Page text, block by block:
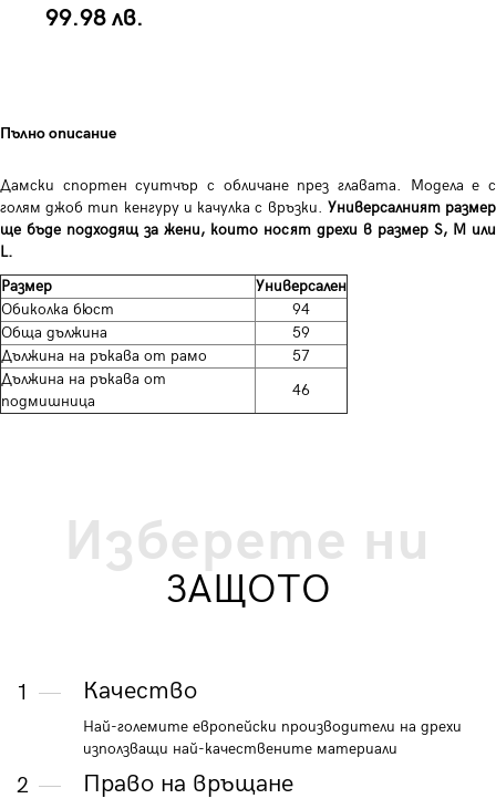
99.98 лв.
Пълно описание
Дамски спортен суитчър с обличане през главата. Модела е с
голям джоб тип кенгуру и качулка с връзки. Универсалният размер
ще бъде подходящ за жени, които носят дрехи в размер S, M или
L.
Размер
Универсален
Обиколка бюст
94
Обща дължина
59
Дължина на ръкава от рамо
57
Дължина на ръкава от
подмишница
46
Изберете ни
ЗАЩОТО
1 Качество
Най-големите европейски производители на дрехи
използващи най-качествените материали
2 Право на връщане